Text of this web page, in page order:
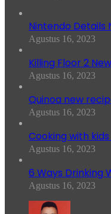
Nintendo Details
Agustus 16, 2023
Killing Floor 2
Agustus 16, 2023
Quinoa new
Agustus 16, 2023
Cooking with
Agustus 16, 2023
6 Ways Drinking
Agustus 16, 2023